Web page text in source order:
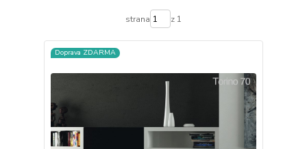
strana z 1
Doprava ZDARMA